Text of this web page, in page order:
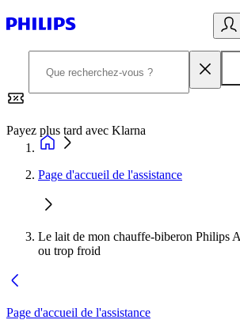
Payez plus tard avec Klarna
Page d'accueil de l'assistance
Le lait de mon chauffe-biberon Philips
ou trop froid
Page d'accueil de l'assistance